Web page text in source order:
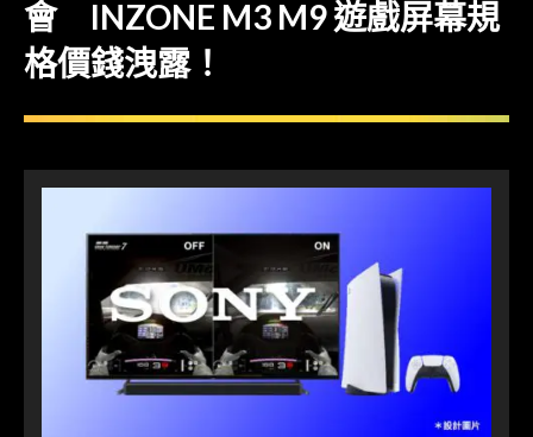
會 INZONE M3 M9 遊戲屏幕規
格價錢洩露！